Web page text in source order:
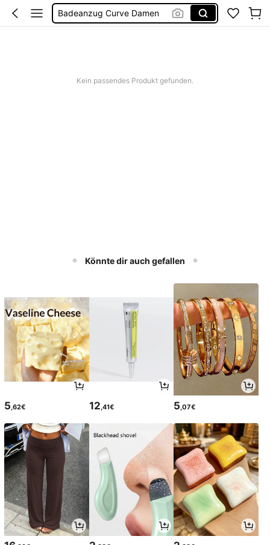
Badeanzug Curve Damen
Kein passendes Produkt gefunden.
Könnte dir auch gefallen
5 ,62€ 12 ,41€ 5 ,07€